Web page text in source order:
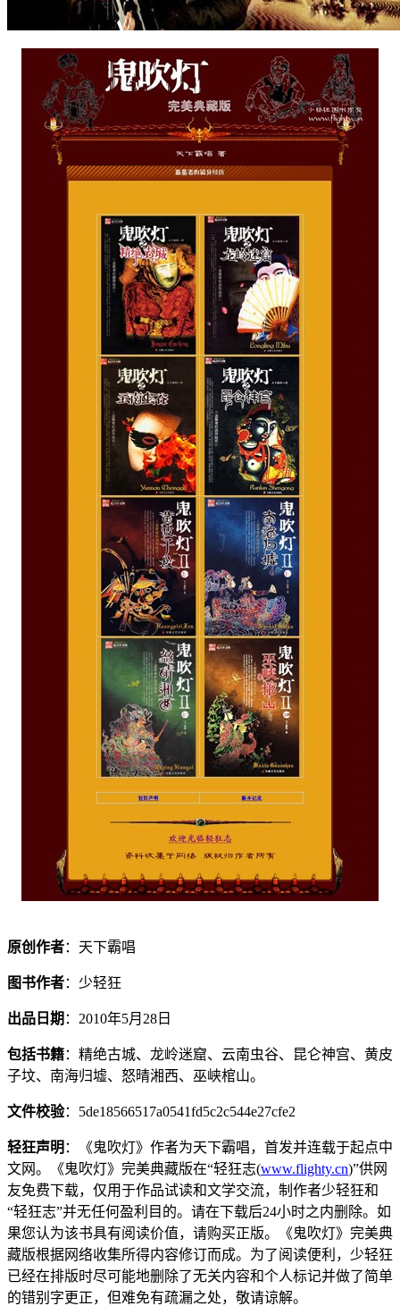
原创作者：天下霸唱
图书作者：少轻狂
出品日期 ：2010年5月28日
包括书籍：精绝古城、龙岭迷窟、云南虫谷、昆仑神宫、黄皮
子坟、南海归墟、怒晴湘西、巫峡棺山。
文件校验：5de18566517a0541fd5c2c544e27cfe2
轻狂声明 ：《鬼吹灯》作者为天下霸唱，首发并连载于起点中
文网。《鬼吹灯》完美典藏版在“轻狂志(www.flighty.cn)”供网
友免费下载，仅用于作品试读和文学交流，制作者少轻狂和
“轻狂志”并无任何盈利目的。请在下载后24小时之内删除。如
果您认为该书具有阅读价值，请购买正版。《鬼吹灯》完美典
藏版根据网络收集所得内容修订而成。为了阅读便利，少轻狂
已经在排版时尽可能地删除了无关内容和个人标记并做了简单
的错别字更正，但难免有疏漏之处，敬请谅解。